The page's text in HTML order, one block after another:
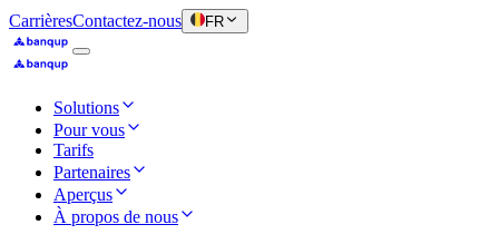
CarrièresContactez-nous FR
Solutions
Pour vous
Tarifs
Partenaires
Aperçus
À propos de nous